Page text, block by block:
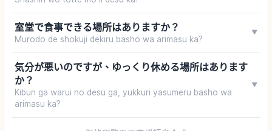
室堂で食事できる場所はありますか？
Murodo de shokuji dekiru basho wa arimasu ka?
▼
気分が悪いのですが、ゆっくり休める場所はあります
か？
Kibun ga warui no desu ga, yukkuri yasumeru basho wa
arimasu ka?
▼